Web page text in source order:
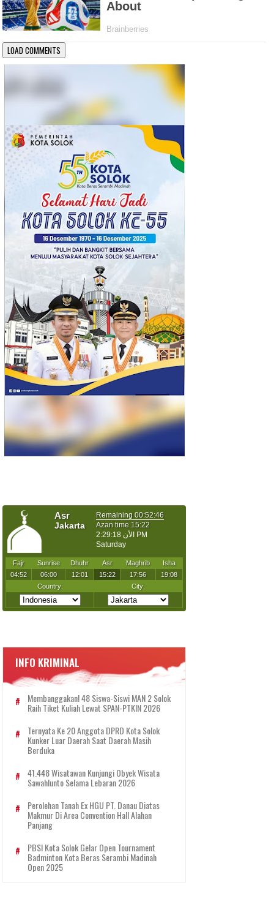
LOAD COMMENTS
INFO KRIMINAL
Membanggakan! 48 Siswa-Siswi MAN 2 Solok
Raih Tiket Kuliah Lewat SPAN-PTKIN 2026
Ternyata Ke 20 Anggota DPRD Kota Solok
Kunker Luar Daerah Saat Daerah Masih
Berduka
41.448 Wisatawan Kunjungi Obyek Wisata
Sawahlunto Selama Lebaran 2026
Perolehan Tanah Ex HGU PT. Danau Diatas
Makmur Di Area Convention Hall Alahan
Panjang
PBSI Kota Solok Gelar Open Tournament
Badminton Kota Beras Serambi Madinah
Open 2025